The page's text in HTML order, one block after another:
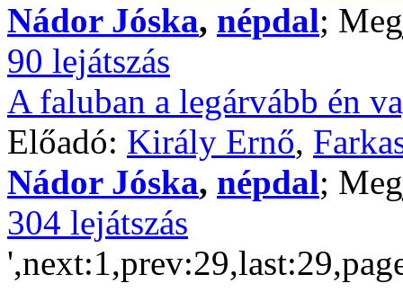
Nádor Jóska, népdal;
90 lejátszás
A faluban a legárvább én
Előadó: Király Ernő,
Nádor Jóska, népdal;
304 lejátszás